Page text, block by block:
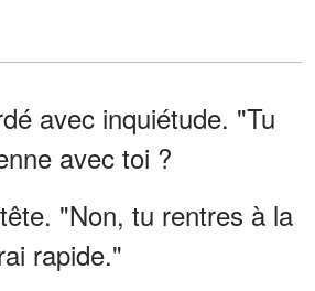
avec inquiétude. "Tu
avec toi ?
"Non, tu rentres à la
rapide."